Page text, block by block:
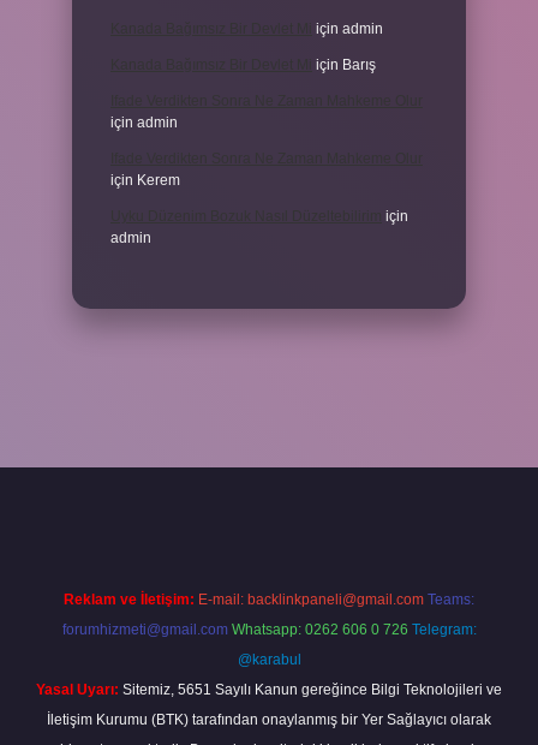
için admin
için Barış
için admin
için Kerem
için
admin
Reklam ve İletişim: E-mail: backlinkpaneli@gmail.com Teams:
forumhizmeti@gmail.com Whatsapp: 0262 606 0 726 Telegram:
@karabul
Yasal Uyarı: Sitemiz, 5651 Sayılı Kanun gereğince Bilgi Teknolojileri ve
İletişim Kurumu (BTK) tarafından onaylanmış bir Yer Sağlayıcı olarak